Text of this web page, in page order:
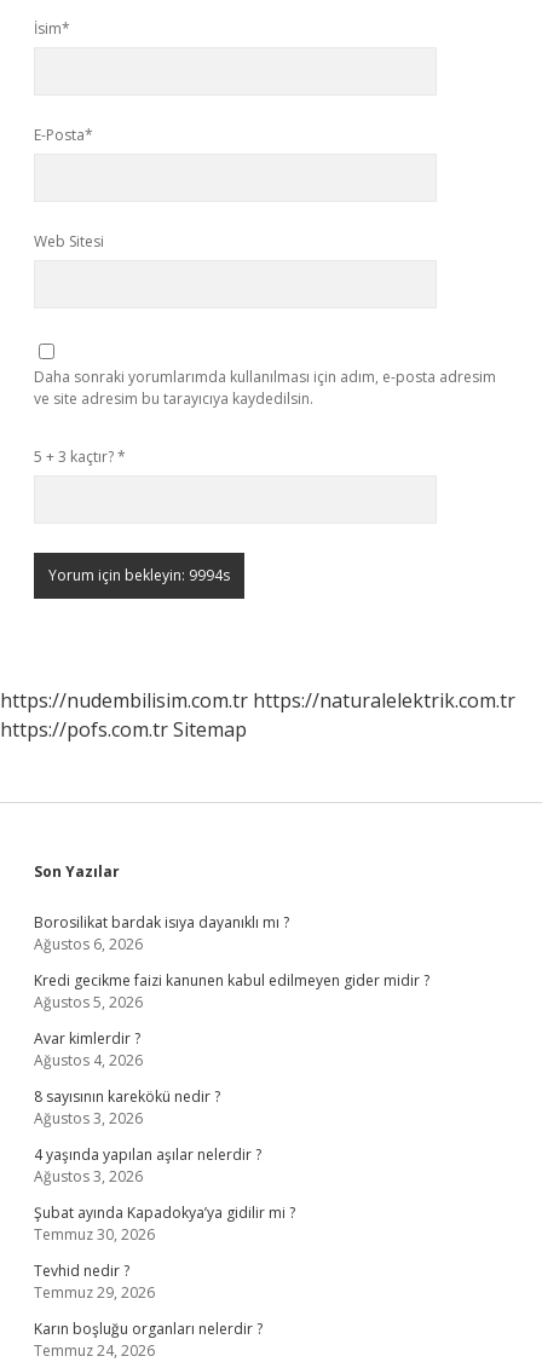
İsim*
E-Posta*
Web Sitesi
Daha sonraki yorumlarımda kullanılması için adım, e-posta adresim
ve site adresim bu tarayıcıya kaydedilsin.
5 + 3 kaçtır?*
https://nudembilisim.com.tr https://naturalelektrik.com.tr
https://pofs.com.trSitemap
Sidebar
Son Yazılar
Borosilikat bardak isıya dayanıklı mı ?
Ağustos 6, 2026
Kredi gecikme faizi kanunen kabul edilmeyen gider midir ?
Ağustos 5, 2026
Avar kimlerdir ?
Ağustos 4, 2026
8 sayısının karekökü nedir ?
Ağustos 3, 2026
4 yaşında yapılan aşılar nelerdir ?
Ağustos 3, 2026
Şubat ayında Kapadokya’ya gidilir mi ?
Temmuz 30, 2026
Tevhid nedir ?
Temmuz 29, 2026
Karın boşluğu organları nelerdir ?
Temmuz 24, 2026